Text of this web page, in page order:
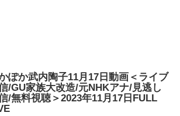
ぽか武内陶子11月17日動画＜ライブ
/GU家族大改造/元NHKアナ/見逃し
/無料視聴＞2023年11月17日FULL